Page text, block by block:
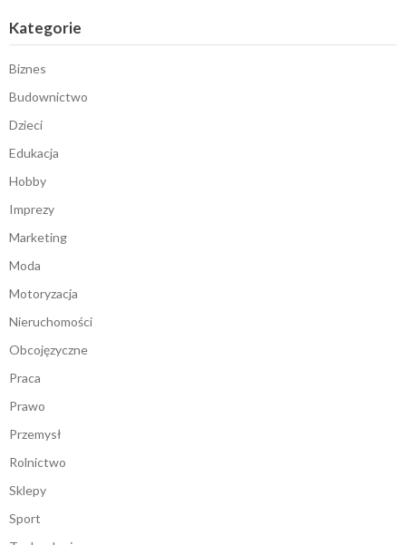
Kategorie
Biznes
Budownictwo
Dzieci
Edukacja
Hobby
Imprezy
Marketing
Moda
Motoryzacja
Nieruchomości
Obcojęzyczne
Praca
Prawo
Przemysł
Rolnictwo
Sklepy
Sport